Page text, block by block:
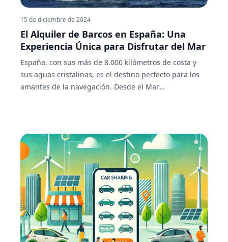
15 de diciembre de 2024
El Alquiler de Barcos en España: Una
Experiencia Única para Disfrutar del Mar
España, con sus más de 8.000 kilómetros de costa y
sus aguas cristalinas, es el destino perfecto para los
amantes de la navegación. Desde el Mar
aquellos que buscan explorar el mar con total libertad
y comodidad.